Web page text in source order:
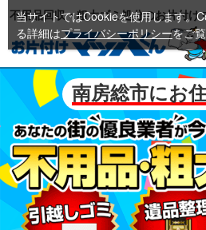
不用品回収・粗大ゴミ処分のお片付け
南房総市にお
当サイトではCookieを使用します。
る詳細はプライバシーポリシーをご